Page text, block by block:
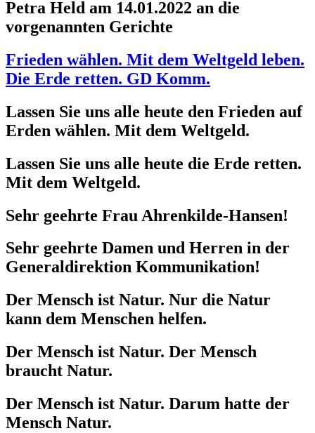
Petra Held am 14.01.2022 an die
vorgenannten Gerichte
Frieden wählen. Mit dem Weltgeld leben.
Die Erde retten. GD Komm.
Lassen Sie uns alle heute den Frieden auf
Erden wählen. Mit dem Weltgeld.
Lassen Sie uns alle heute die Erde retten.
Mit dem Weltgeld.
Sehr geehrte Frau Ahrenkilde-Hansen!
Sehr geehrte Damen und Herren in der
Generaldirektion Kommunikation!
Der Mensch ist Natur. Nur die Natur
kann dem Menschen helfen.
Der Mensch ist Natur. Der Mensch
braucht Natur.
Der Mensch ist Natur. Darum hatte der
Mensch Natur.